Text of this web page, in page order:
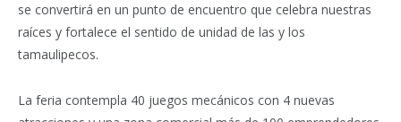
se convertirá en un punto de encuentro que celebra nuestras
raíces y fortalece el sentido de unidad de las y los
tamaulipecos.
La feria contempla 40 juegos mecánicos con 4 nuevas